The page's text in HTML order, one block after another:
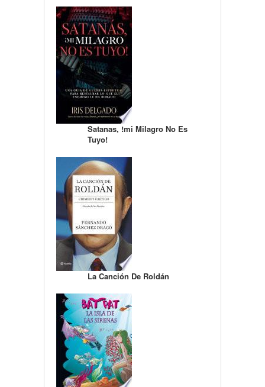
Satanas, !mi Milagro No Es
Tuyo!
La Canción De Roldán